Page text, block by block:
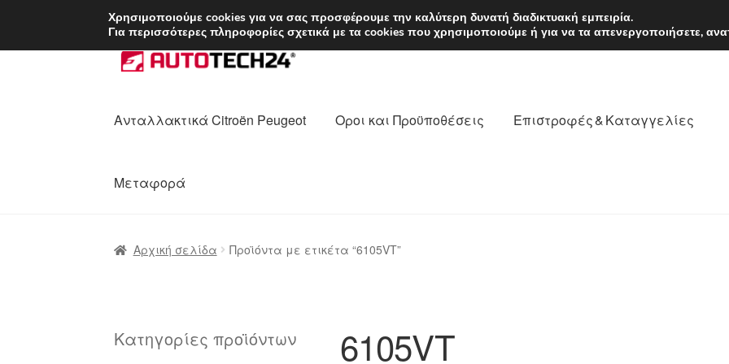
ΑΠΟΣΤΟΛΗ από 7 EUR Δευτέρα-Παρ.
Απευθείας
μετάβαση
πλοήγηση
Μετάβαση
σε
Ανταλλακτικά Citroën Peugeot Οροι και Προϋποθέσεις Επιστροφές & Καταγγελίες
Μεταφορά
Αρχική σελίδα Προϊόντα με ετικέτα “6105VT”
6105VT
Κατηγορίες προϊόντων
Χρησιμοποιούμε cookies για να σας προσφέρουμε την καλύτερη δυνατή διαδικτυακή εμπειρία.
Για περισσότερες πληροφορίες σχετικά με τα cookies που χρησιμοποιούμε ή για να τα απενεργοποιήσετε,